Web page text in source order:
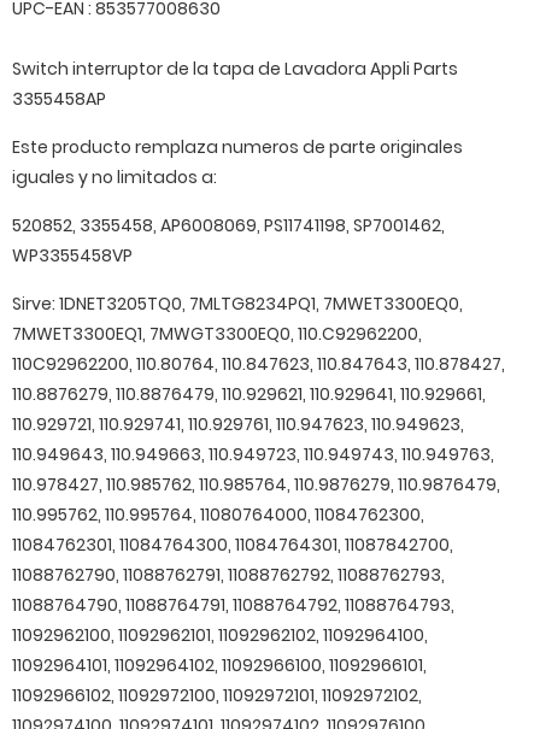
UPC-EAN : 853577008630
Switch interruptor de la tapa de Lavadora Appli Parts
3355458AP
Este producto remplaza numeros de parte originales
iguales y no limitados a:
520852, 3355458, AP6008069, PS11741198, SP7001462,
WP3355458VP
Sirve: 1DNET3205TQ0, 7MLTG8234PQ1, 7MWET3300EQ0,
7MWET3300EQ1, 7MWGT3300EQ0, 110.C92962200,
110C92962200, 110.80764, 110.847623, 110.847643, 110.878427,
110.8876279, 110.8876479, 110.929621, 110.929641, 110.929661,
110.929721, 110.929741, 110.929761, 110.947623, 110.949623,
110.949643, 110.949663, 110.949723, 110.949743, 110.949763,
110.978427, 110.985762, 110.985764, 110.9876279, 110.9876479,
110.995762, 110.995764, 11080764000, 11084762300,
11084762301, 11084764300, 11084764301, 11087842700,
11088762790, 11088762791, 11088762792, 11088762793,
11088764790, 11088764791, 11088764792, 11088764793,
11092962100, 11092962101, 11092962102, 11092964100,
11092964101, 11092964102, 11092966100, 11092966101,
11092966102, 11092972100, 11092972101, 11092972102,